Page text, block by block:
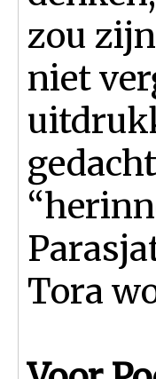
zou
niet
Tora